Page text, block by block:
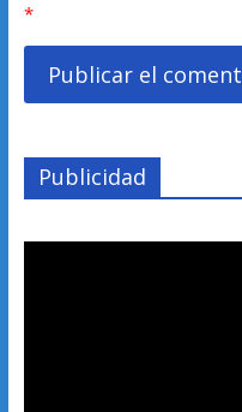
*
Publicidad